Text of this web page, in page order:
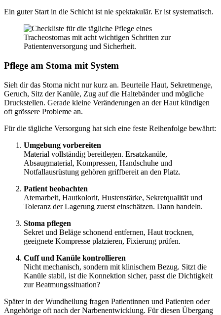
Ein guter Start in die Schicht ist nie spektakulär. Er ist systematisch.
Pflege am Stoma mit System
Sieh dir das Stoma nicht nur kurz an. Beurteile Haut, Sekretmenge,
Geruch, Sitz der Kanüle, Zug auf die Haltebänder und mögliche
Druckstellen. Gerade kleine Veränderungen an der Haut kündigen
oft grössere Probleme an.
Für die tägliche Versorgung hat sich eine feste Reihenfolge bewährt:
Umgebung vorbereiten
Material vollständig bereitlegen. Ersatzkanüle,
Absaugmaterial, Kompressen, Handschuhe und
Notfallausrüstung gehören griffbereit an den Platz.
Patient beobachten
Atemarbeit, Hautkolorit, Hustenstärke, Sekretqualität und
Toleranz der Lagerung zuerst einschätzen. Dann handeln.
Stoma pflegen
Sekret und Beläge schonend entfernen, Haut trocknen,
geeignete Kompresse platzieren, Fixierung prüfen.
Cuff und Kanüle kontrollieren
Nicht mechanisch, sondern mit klinischem Bezug. Sitzt die
Kanüle stabil, ist die Konnektion sicher, passt die Dichtigkeit
zur Beatmungssituation?
Später in der Wundheilung fragen Patientinnen und Patienten oder
Angehörige oft nach der Narbenentwicklung. Für diesen Übergang